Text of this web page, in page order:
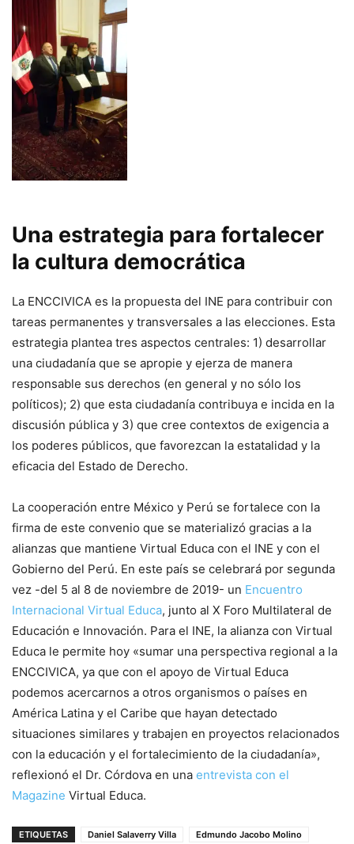
Una estrategia para fortalecer
la cultura democrática
La ENCCIVICA es la propuesta del INE para contribuir con
tareas permanentes y transversales a las elecciones. Esta
estrategia plantea tres aspectos centrales: 1) desarrollar
una ciudadanía que se apropie y ejerza de manera
responsable sus derechos (en general y no sólo los
políticos); 2) que esta ciudadanía contribuya e incida en la
discusión pública y 3) que cree contextos de exigencia a
los poderes públicos, que favorezcan la estatalidad y la
eficacia del Estado de Derecho.
La cooperación entre México y Perú se fortalece con la
firma de este convenio que se materializó gracias a la
alianzas que mantiene Virtual Educa con el INE y con el
Gobierno del Perú. En este país se celebrará por segunda
vez -del 5 al 8 de noviembre de 2019- un Encuentro
Internacional Virtual Educa, junto al X Foro Multilateral de
Educación e Innovación. Para el INE, la alianza con Virtual
Educa le permite hoy «sumar una perspectiva regional a la
ENCCIVICA, ya que con el apoyo de Virtual Educa
podemos acercarnos a otros organismos o países en
América Latina y el Caribe que hayan detectado
situaciones similares y trabajen en proyectos relacionados
con la educación y el fortalecimiento de la ciudadanía»,
reflexionó el Dr. Córdova en una entrevista con el
Magazine Virtual Educa.
ETIQUETAS Daniel Salaverry Villa
Edmundo Jacobo Molino